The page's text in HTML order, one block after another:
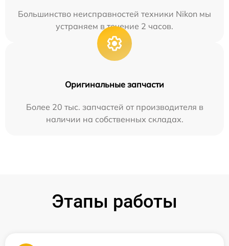
Большинство неисправностей техники Nikon мы
устраняем в течение 2 часов.
Оригинальные запчасти
Более 20 тыс. запчастей от производителя в
наличии на собственных складах.
Этапы работы